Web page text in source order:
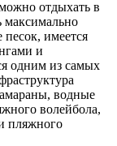
отдыхать в
максимально
имеется
и
одним из самых
водные
волейбола,
пляжного